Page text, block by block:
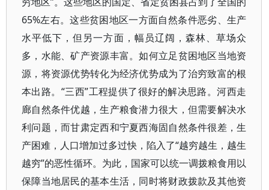
65%左右。这些贫困地区一方面自然条件恶劣、生产
水平低下，但另一方面，幅员辽阔，森林、草场众
多，水能、矿产资源丰富。如何立足贫困地区当地资
源，将资源优势转化为经济优势成为了治穷致富的根
本出路。“三西”工程提供了很好的解决思路。河西走
廊自然条件优越，生产粮食潜力很大，但需要解决水
利问题，而甘肃定西和宁夏西海固自然条件很差，生
产困难，人口增加过多过快，陷入了“越穷越生，越生
越穷”的恶性循环。为此，国家可以统一调拨粮食用以
保障当地居民的基本生活，同时将财政拨款及其他资